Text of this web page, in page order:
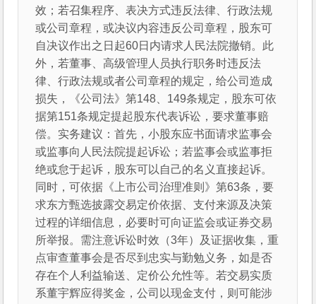
效；若召集程序、表决方式违反法律、行政法规
或公司章程，或决议内容违反公司章程，股东可
自决议作出之日起60日内请求人民法院撤销。此
外，若董事、高级管理人员执行职务时违反法
律、行政法规或者公司章程的规定，给公司造成
损失，《公司法》第148、149条规定，股东可依
据第151条规定提起股东代表诉讼，要求董事赔
偿。实务建议：首先，小股东应书面请求监事会
或监事向人民法院提起诉讼；若监事会或监事拒
绝或怠于起诉，股东可以自己的名义直接起诉。
同时，可依据《上市公司治理准则》第63条，要
求东方甄选披露交易定价依据、支付来源及决策
过程的详细信息，必要时可向证监会或证券交易
所举报。需注意诉讼时效（3年）及证据收集，重
点审查董事会是否尽到忠实与勤勉义务，如是否
存在个人利益输送、定价公允性等。若交易实质
系董宇辉应得奖金，公司以现金支付，则可能涉